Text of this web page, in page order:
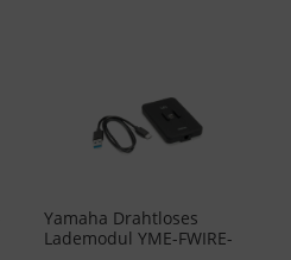
Yamaha Drahtloses
Lademodul YME-FWIRE-